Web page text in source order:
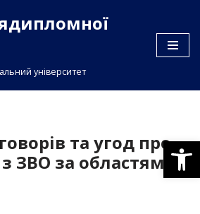
університет
та угод про
ЗВО за областями: